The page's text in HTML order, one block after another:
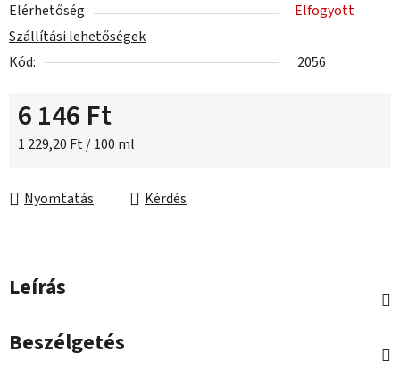
Elérhetőség
Elfogyott
Szállítási lehetőségek
Kód:
2056
6 146 Ft
Egységár:
1 229,20 Ft / 100 ml
Nyomtatás Kérdés
Leírás
Beszélgetés